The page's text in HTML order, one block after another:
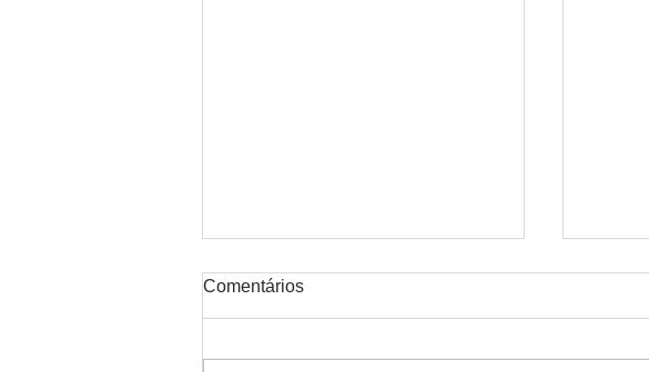
Comentários